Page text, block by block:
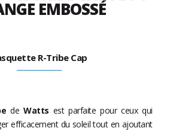
EMBOSSÉ
R-Tribe Cap
deWatts est parfaite pour ceux qui
efficacement du soleil tout en ajoutant